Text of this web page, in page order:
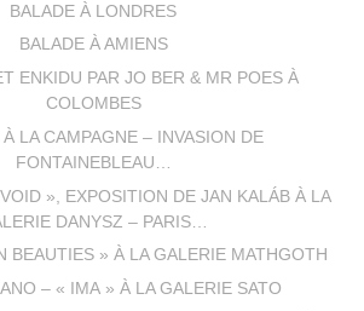
BALADE À LONDRES
BALADE À AMIENS
ENKIDU PAR JO BER & MR POES À
COLOMBES
À LA CAMPAGNE – INVASION DE
FONTAINEBLEAU…
», EXPOSITION DE JAN KALÁB À LA
DANYSZ – PARIS…
BEAUTIES » À LA GALERIE MATHGOTH
– « IMA » À LA GALERIE SATO